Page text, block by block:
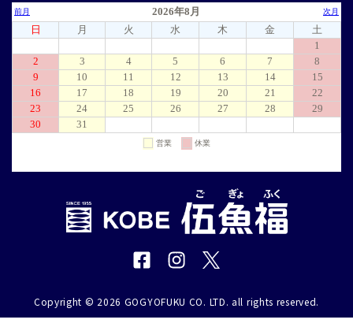
Copyright © 2026 GOGYOFUKU CO. LTD. all rights reserved.